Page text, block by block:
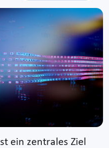
ein zentrales Ziel